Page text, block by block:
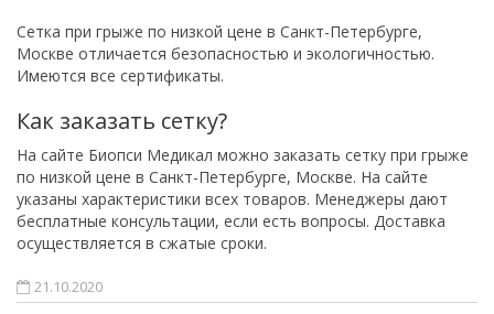
Сетка при грыже по низкой цене в Санкт-Петербурге,
Москве отличается безопасностью и экологичностью.
Имеются все сертификаты.
Как заказать сетку?
На сайте Биопси Медикал можно заказать сетку при грыже
по низкой цене в Санкт-Петербурге, Москве. На сайте
указаны характеристики всех товаров. Менеджеры дают
бесплатные консультации, если есть вопросы. Доставка
осуществляется в сжатые сроки.
21.10.2020